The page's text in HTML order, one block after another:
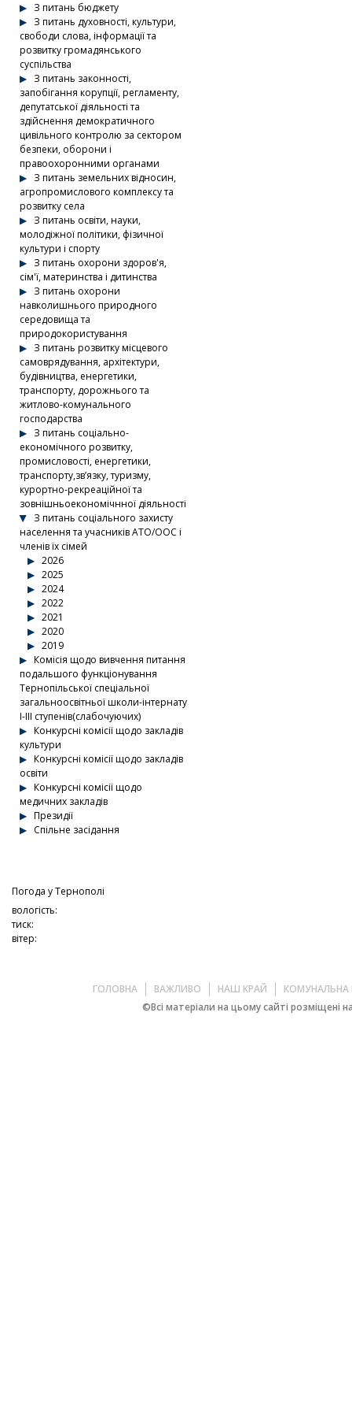
З питань бюджету
З питань духовності, культури,
свободи слова, інформації та
розвитку громадянського
суспільства
З питань законності,
запобігання корупції, регламенту,
депутатської діяльності та
здійснення демократичного
цивільного контролю за сектором
безпеки, оборони і
правоохоронними органами
З питань земельних відносин,
агропромислового комплексу та
розвитку села
З питань освіти, науки,
молодіжної політики, фізичної
культури і спорту
З питань охорони здоров'я,
сім'ї, материнства і дитинства
З питань охорони
навколишнього природного
середовища та
природокористування
З питань розвитку місцевого
самоврядування, архітектури,
будівництва, енергетики,
транспорту, дорожнього та
житлово-комунального
господарства
З питань соціально-
економічного розвитку,
промисловості, енергетики,
транспорту,зв’язку, туризму,
курортно-рекреаційної та
зовнішньоекономічнної діяльності
З питань соціального захисту
населення та учасників АТО/ООС і
членів їх сімей
2026
2025
2024
2022
2021
2020
2019
Комісія щодо вивчення питання
подальшого функціонування
Тернопільської спеціальної
загальноосвітньої школи-інтернату
І-ІІІ ступенів(слабочуючих)
Конкурсні комісії щодо закладів
культури
Конкурсні комісії щодо закладів
освіти
Конкурсні комісії щодо
медичних закладів
Президії
Спільне засідання
Погода уТернополі
вологість:
тиск:
вітер:
ГОЛОВНА ВАЖЛИВО НАШ КРАЙ
КОМУНАЛЬНА
©Всі матеріали на цьому сайті розміщені